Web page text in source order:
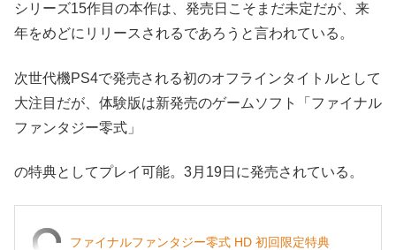
シリーズ15作目の本作は、発売日こそまだ未定だが、来
年をめどにリリースされるであろうと言われている。
次世代機PS4で発売される初のオフラインタイトルとして
大注目だが、体験版は新発売のゲームソフト「ファイナル
ファンタジー零式」
の特典としてプレイ可能。3月19日に発売されている。
ファイナルファンタジー零式 HD 初回限定特典